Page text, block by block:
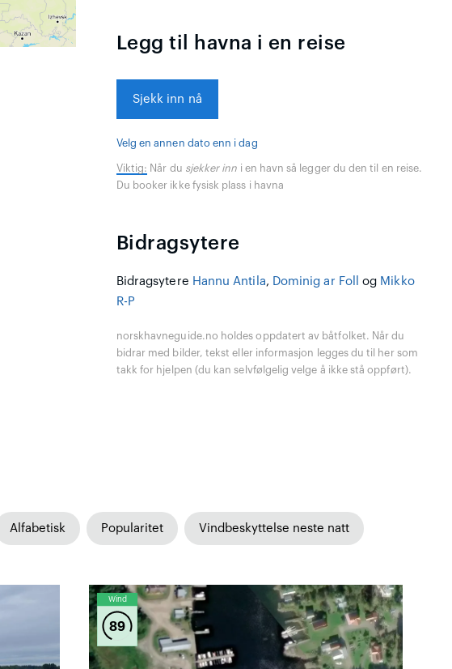
Legg til havna i en reise
Sjekk inn nå
Velg en annen dato enn i dag
Viktig: Når du sjekker inn i en havn så legger du den til en reise.
Du booker ikke fysisk plass i havna
Bidragsytere
Bidragsytere Hannu Antila, Dominig ar Foll og Mikko
R-P
norskhavneguide.no holdes oppdatert av båtfolket. Når du
bidrar med bilder, tekst eller informasjon legges du til her som
takk for hjelpen (du kan selvfølgelig velge å ikke stå oppført).
Alfabetisk Popularitet Vindbeskyttelse neste natt
Wind
89